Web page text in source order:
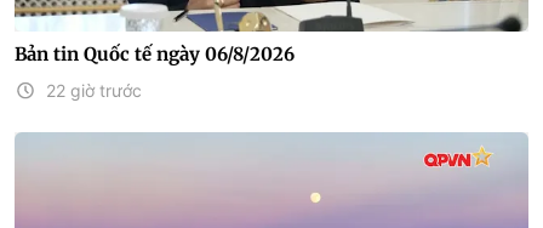
Bản tin Quốc tế ngày 06/8/2026
22 giờ trước